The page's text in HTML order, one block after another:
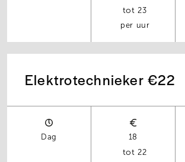
23
per uur
Elektrotechnieker €22
Dag
18
22